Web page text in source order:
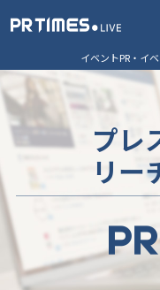
イベントPR・イ
プレ
リー